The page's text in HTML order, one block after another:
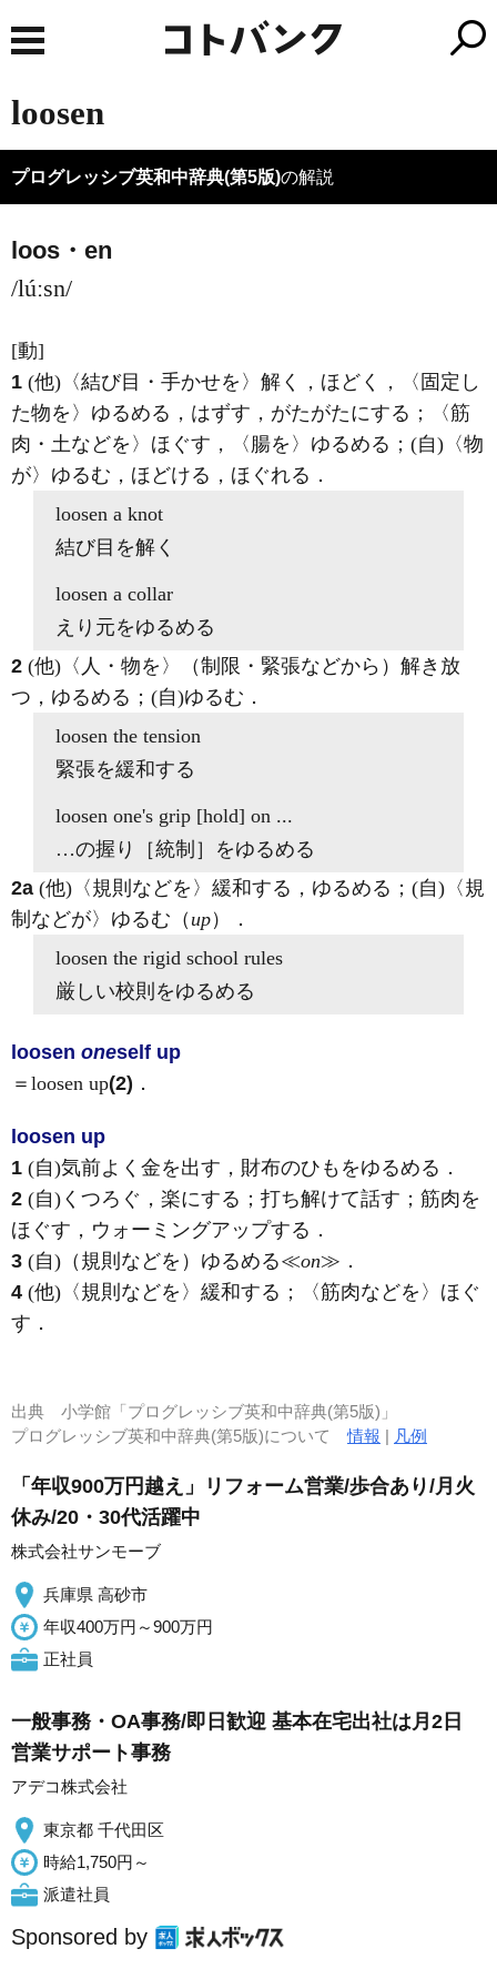
loosen
プログレッシブ英和中辞典(第5版)の解説
loos・en
/lúːsn/
[動]
1 (他) 〈結び目・手かせを〉解く，ほどく，〈固定し
た物を〉ゆるめる，はずす，がたがたにする；〈筋
肉・土などを〉ほぐす，〈腸を〉ゆるめる； (自) 〈物
が〉ゆるむ，ほどける，ほぐれる ．
loosen a knot
結び目を解く
loosen a collar
えり元をゆるめる
2 (他) 〈人・物を〉（制限・緊張などから）解き放
つ，ゆるめる； (自)ゆるむ ．
loosen the tension
緊張を緩和する
loosen one's grip [hold] on ...
…の握り［統制］をゆるめる
2a (他) 〈規則などを〉緩和する，ゆるめる； (自) 〈規
制などが〉ゆるむ（ up）
．
loosen the rigid school rules
厳しい校則をゆるめる
loosen oneself up
＝loosen up(2) ．
loosen up
1 (自)気前よく金を出す，財布のひもをゆるめる ．
2 (自) くつろぐ，楽にする；打ち解けて話す；筋肉を
ほぐす，ウォーミングアップする ．
3 (自) （規則などを）ゆるめる≪on≫ ．
4 (他) 〈規則などを〉緩和する；〈筋肉などを〉ほぐ
す ．
出典 小学館「プログレッシブ英和中辞典(第5版)」
プログレッシブ英和中辞典(第5版)について情報 | 凡例
「年収900万円越え」リフォーム営業/歩合あり/月火
休み/20・30代活躍中
株式会社サンモーブ
兵庫県 高砂市
年収400万円～900万円
正社員
一般事務・OA事務/即日歓迎 基本在宅出社は月2日
営業サポート事務
アデコ株式会社
東京都 千代田区
時給1,750円～
派遣社員
Sponsored by